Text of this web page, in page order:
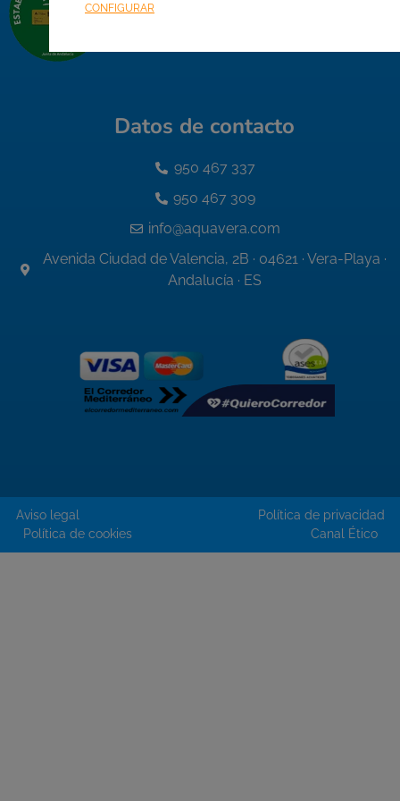
Datos de contacto
950 467 337
950 467 309
info@aquavera.com
Avenida Ciudad de Valencia, 2B · 04621 · Vera-Playa ·
Andalucía · ES
Aviso legal
Política de privacidad
Política de cookies
Canal Ético
CONFIGURAR